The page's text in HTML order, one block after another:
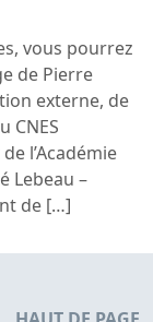
vous pourrez
de Pierre
externe, de
CNES
l’Académie
Lebeau –
de […]